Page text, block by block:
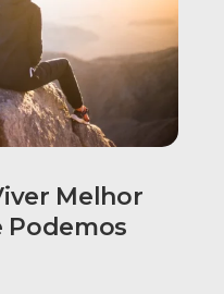
Melhor
Podemos